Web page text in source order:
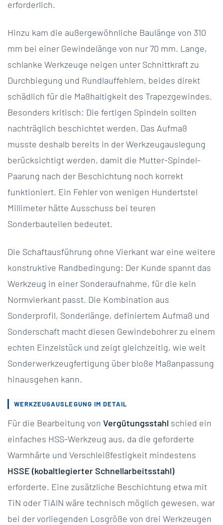
erforderlich.
Hinzu kam die außergewöhnliche Baulänge von 310
mm bei einer Gewindelänge von nur 70 mm. Lange,
schlanke Werkzeuge neigen unter Schnittkraft zu
Durchbiegung und Rundlauffehlern, beides direkt
schädlich für die Maßhaltigkeit des Trapezgewindes.
Besonders kritisch: Die fertigen Spindeln sollten
nachträglich beschichtet werden. Das Aufmaß
musste deshalb bereits in der Werkzeugauslegung
berücksichtigt werden, damit die Mutter-Spindel-
Paarung nach der Beschichtung noch korrekt
funktioniert. Ein Fehler von wenigen Hundertstel
Millimeter hätte Ausschuss bei teuren
Sonderbauteilen bedeutet.
Die Schaftausführung ohne Vierkant war eine weitere
konstruktive Randbedingung: Der Kunde spannt das
Werkzeug in einer Sonderaufnahme, für die kein
Normvierkant passt. Die Kombination aus
Sonderprofil, Sonderlänge, definiertem Aufmaß und
Sonderschaft macht diesen Gewindebohrer zu einem
echten Einzelstück und zeigt gleichzeitig, wie weit
Sonderwerkzeugfertigung über bloße Maßanpassung
hinausgehen kann.
WERKZEUGAUSLEGUNG IM DETAIL
Für die Bearbeitung von Vergütungsstahl schied ein
einfaches HSS-Werkzeug aus, da die geforderte
Warmhärte und Verschleißfestigkeit mindestens
HSSE (kobaltlegierter Schnellarbeitsstahl)
erforderte. Eine zusätzliche Beschichtung etwa mit
TiN oder TiAlN wäre technisch möglich gewesen, war
bei der vorliegenden Losgröße von drei Werkzeugen